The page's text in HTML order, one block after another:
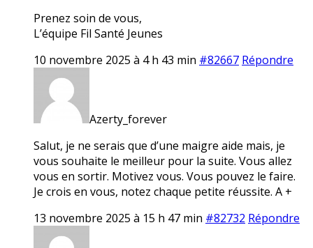
Prenez soin de vous,
L’équipe Fil Santé Jeunes
10 novembre 2025 à 4 h 43 min #82667 Répondre
Azerty_forever
Salut, je ne serais que d’une maigre aide mais, je
vous souhaite le meilleur pour la suite. Vous allez
vous en sortir. Motivez vous. Vous pouvez le faire.
Je crois en vous, notez chaque petite réussite. A +
13 novembre 2025 à 15 h 47 min #82732 Répondre